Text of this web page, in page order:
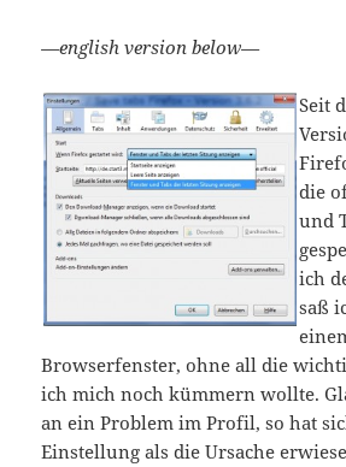
—english version below—
Seit
die
und
ich
saß
Browserfenster, ohne all die
ich mich noch kümmern wollte.
an ein Problem im Profil, so hat
Einstellung als die Ursache